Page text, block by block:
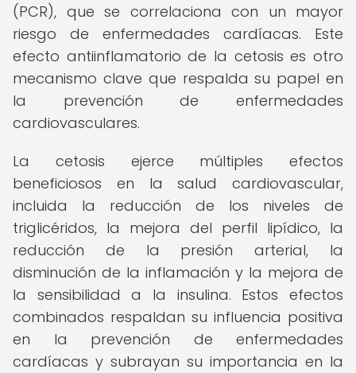
(PCR), que se correlaciona con un mayor
riesgo de enfermedades cardíacas. Este
efecto antiinflamatorio de la cetosis es otro
mecanismo clave que respalda su papel en
la prevención de enfermedades
cardiovasculares.
La cetosis ejerce múltiples efectos
beneficiosos en la salud cardiovascular,
incluida la reducción de los niveles de
triglicéridos, la mejora del perfil lipídico, la
reducción de la presión arterial, la
disminución de la inflamación y la mejora de
la sensibilidad a la insulina. Estos efectos
combinados respaldan su influencia positiva
en la prevención de enfermedades
cardíacas y subrayan su importancia en la